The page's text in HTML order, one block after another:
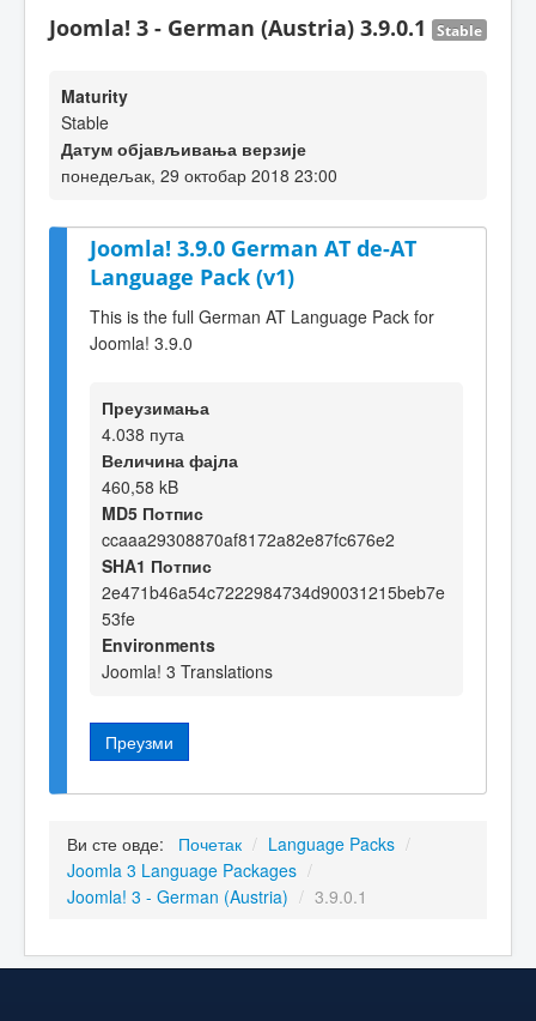
Joomla! 3 - German (Austria) 3.9.0.1 Stable
Maturity
Stable
Датум објављивања верзије
понедељак, 29 октобар 2018 23:00
Joomla! 3.9.0 German AT de-AT
Language Pack (v1)
This is the full German AT Language Pack for
Joomla! 3.9.0
Преузимања
4.038 пута
Величина фајла
460,58 kB
MD5 Потпис
ccaaa29308870af8172a82e87fc676e2
SHA1 Потпис
2e471b46a54c7222984734d90031215beb7e
53fe
Environments
Joomla! 3 Translations
Преузми
Ви сте овде: Почетак / Language Packs /
Joomla 3 Language Packages /
Joomla! 3 - German (Austria) / 3.9.0.1